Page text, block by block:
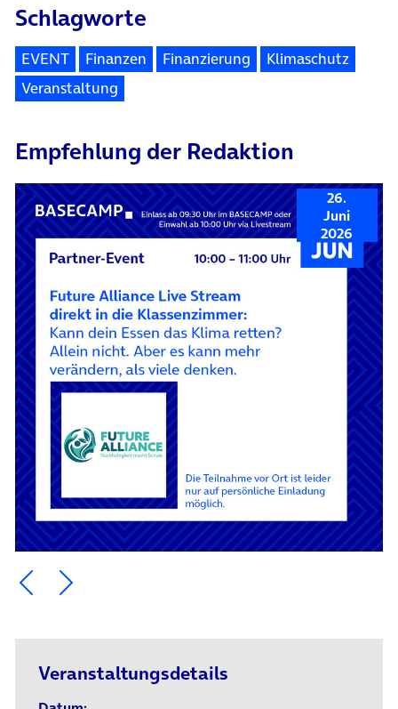
Schlagworte
EVENT Finanzen Finanzierung
Klimaschutz
Veranstaltung
Empfehlung der Redaktion
26.
Juni
2026
Ein Element zurück blättern
Ein Element weiter blättern
Veranstaltungsdetails